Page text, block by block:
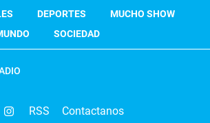
DEPORTES
MUCHO SHOW
SOCIEDAD
RSS Contactanos